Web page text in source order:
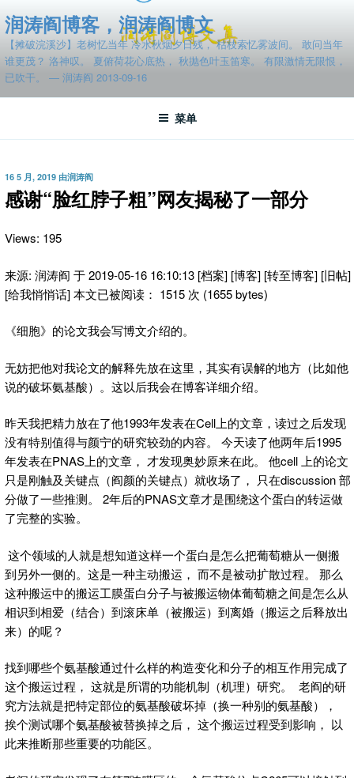
至
容
润涛阎博客，润涛阎博文
【摊破浣溪沙】老树忆当年 冷水秋烟夕日残， 枯枝索忆雾波间。 敢问当年
谁更茂？ 洛神叹。 夏俯荷花心底热， 秋抛色叶玉笛寒。 有限激情无限恨，
已吹干。 — 润涛阎 2013-09-16
菜单
发
布
于
16 5 月, 2019 由润涛阎
感谢“脸红脖子粗”网友揭秘了一部分
Views: 195
来源: 润涛阎 于 2019-05-16 16:10:13 [档案] [博客] [转至博客] [旧帖]
[给我悄悄话] 本文已被阅读： 1515 次 (1655 bytes)
《细胞》的论文我会写博文介绍的。
无妨把他对我论文的解释先放在这里，其实有误解的地方（比如他
说的破坏氨基酸）。这以后我会在博客详细介绍。
昨天我把精力放在了他1993年发表在Cell上的文章，读过之后发现
没有特别值得与颜宁的研究较劲的内容。 今天读了他两年后1995
年发表在PNAS上的文章， 才发现奥妙原来在此。 他cell 上的论文
只是刚触及关键点（阎颜的关键点）就收场了， 只在discussion 部
分做了一些推测。 2年后的PNAS文章才是围绕这个蛋白的转运做
了完整的实验。
这个领域的人就是想知道这样一个蛋白是怎么把葡萄糖从一侧搬
到另外一侧的。这是一种主动搬运， 而不是被动扩散过程。 那么
这种搬运中的搬运工膜蛋白分子与被搬运物体葡萄糖之间是怎么从
相识到相爱（结合）到滚床单（被搬运）到离婚（搬运之后释放出
来）的呢？
找到哪些个氨基酸通过什么样的构造变化和分子的相互作用完成了
这个搬运过程， 这就是所谓的功能机制（机理）研究。 老阎的研
究方法就是把特定部位的氨基酸破坏掉（换一种别的氨基酸），
挨个测试哪个氨基酸被替换掉之后， 这个搬运过程受到影响， 以
此来推断那些重要的功能区。